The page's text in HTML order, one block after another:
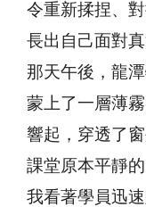
令重新揉捏、
長出自己面對
那天午後，龍
蒙上了一層薄
響起，穿透了
課堂原本平靜的
我看著學員迅